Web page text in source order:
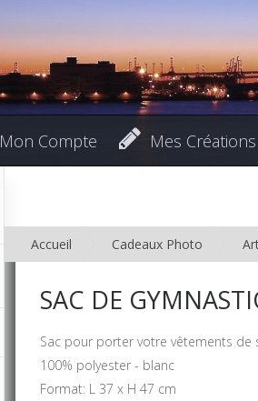
Mon Compte Mes Créations
Accueil Cadeaux Photo
SAC DE
Sac pour porter votre vêtements de
100% polyester - blanc
Format: L 37 x H 47 cm